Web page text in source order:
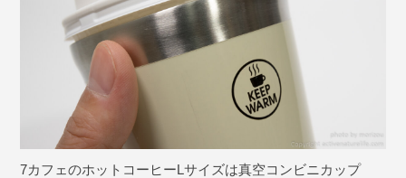
7カフェのホットコーヒーLサイズは真空コンビニカップ